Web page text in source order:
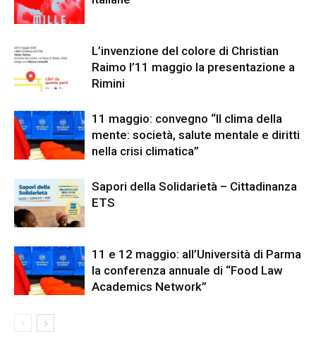
L’invenzione del colore di Christian
Raimo l’11 maggio la presentazione a
Rimini
11 maggio: convegno “Il clima della
mente: società, salute mentale e diritti
nella crisi climatica”
Sapori della Solidarietà – Cittadinanza
ETS
11 e 12 maggio: all’Università di Parma
la conferenza annuale di “Food Law
Academics Network”